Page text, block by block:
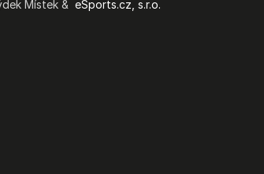
Místek &eSports.cz, s.r.o.